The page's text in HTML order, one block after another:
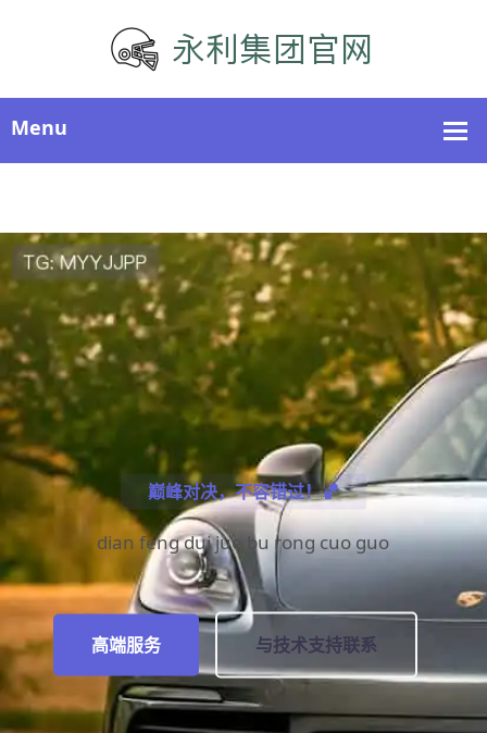
巅峰对决，不容错过！🏀
dian feng dui jue bu rong cuo guo
高端服务 与技术支持联系